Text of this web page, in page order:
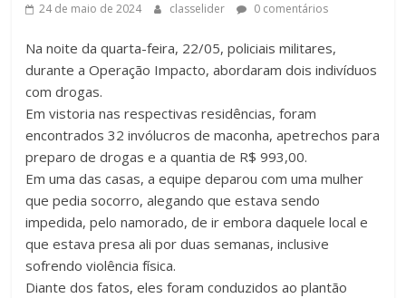
24 de maio de 2024 classelider 0 comentários
Na noite da quarta-feira, 22/05, policiais militares,
durante a Operação Impacto, abordaram dois indivíduos
com drogas.
Em vistoria nas respectivas residências, foram
encontrados 32 invólucros de maconha, apetrechos para
preparo de drogas e a quantia de R$ 993,00.
Em uma das casas, a equipe deparou com uma mulher
que pedia socorro, alegando que estava sendo
impedida, pelo namorado, de ir embora daquele local e
que estava presa ali por duas semanas, inclusive
sofrendo violência física.
Diante dos fatos, eles foram conduzidos ao plantão